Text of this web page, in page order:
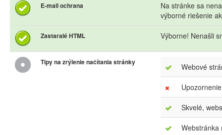
E-mail ochrana
Na stránke sa
výborné riešenie
Zastaralé HTML Výborne! Nenašli
Tipy na zrýlenie načítania stránky Webové
Skvelé,
Webstránka